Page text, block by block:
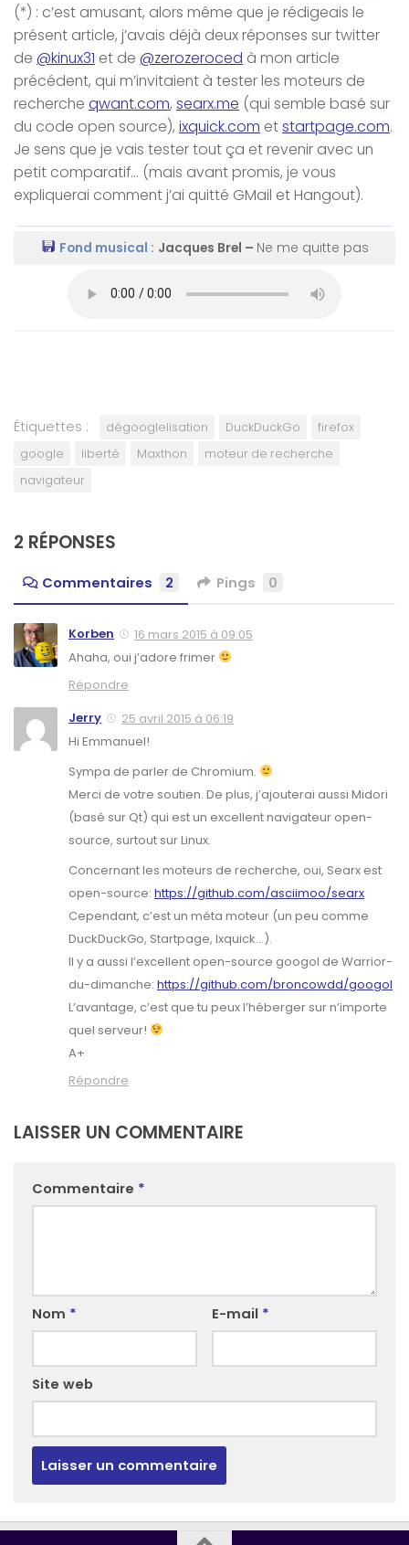
(*) : c’est amusant, alors même que je rédigeais le
présent article, j’avais déjà deux réponses sur twitter
de @kinux31 et de @zerozeroced à mon article
précédent, qui m’invitaient à tester les moteurs de
recherche qwant.com, searx.me (qui semble basé sur
du code open source), ixquick.com etstartpage.com.
Je sens que je vais tester tout ça et revenir avec un
petit comparatif… (mais avant promis, je vous
expliquerai comment j’ai quitté GMail et Hangout).
Fond musical : Jacques Brel – Ne me quitte pas
Étiquettes : dégooglelisation DuckDuckGo
firefox
google
liberté Maxthon
moteur de recherche
navigateur
2 RÉPONSES
Commentaires 2 Pings 0
Korben
16 mars 2015 à 09:05
Ahaha, oui j’adore frimer
Répondre
Jerry
25 avril 2015 à 06:19
Hi Emmanuel!
Sympa de parler de Chromium.
Merci de votre soutien. De plus, j’ajouterai aussi Midori
(basé sur Qt) qui est un excellent navigateur open-
source, surtout sur Linux.
Concernant les moteurs de recherche, oui, Searx est
open-source: https://github.com/asciimoo/searx
Cependant, c’est un méta moteur (un peu comme
DuckDuckGo, Startpage, Ixquick…).
Il y a aussi l’excellent open-source googol de Warrior-
du-dimanche: https://github.com/broncowdd/googol
L’avantage, c’est que tu peux l’héberger sur n’importe
quel serveur!
A+
Répondre
LAISSER UN COMMENTAIRE
Commentaire *
Nom * E-mail *
Site web